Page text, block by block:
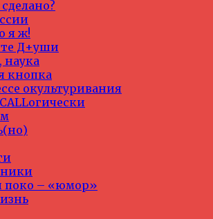
я ж!
Д+уши
наука
кнопка
окультуривания
поко – «юмор»